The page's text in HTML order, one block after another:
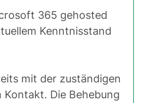
365 gehosted
Kenntnisstand
mit der zuständigen
Die Behebung